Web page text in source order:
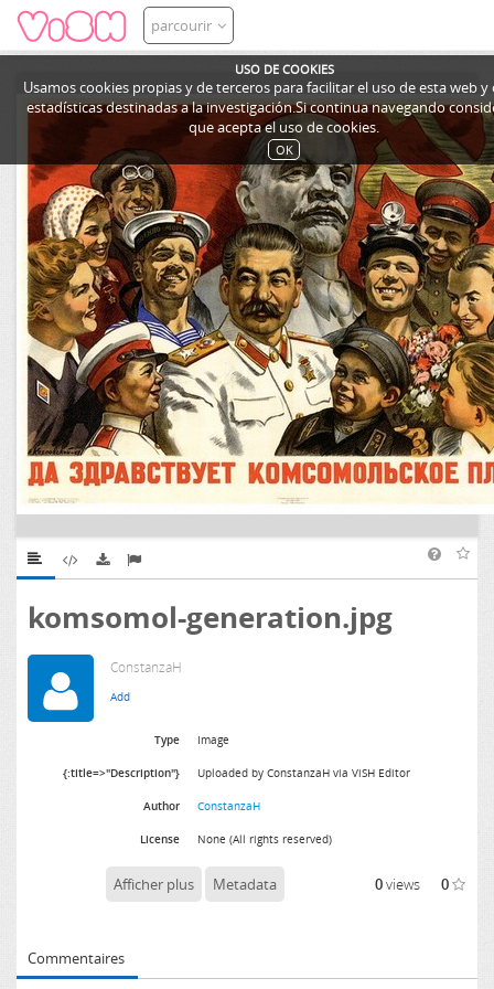
USO DE COOKIES
Usamos cookies propias y de terceros para facilitar el uso de esta web
estadísticas destinadas a la investigación.Si continua navegando
que acepta el uso de cookies.
OK
parcourir
komsomol-generation.jpg
ConstanzaH
Type Image
{:title=>"Description"} Uploaded by ConstanzaH via ViSH Editor
Author ConstanzaH
License None (All rights reserved)
Afficher plus Metadata 0views 0
Commentaires